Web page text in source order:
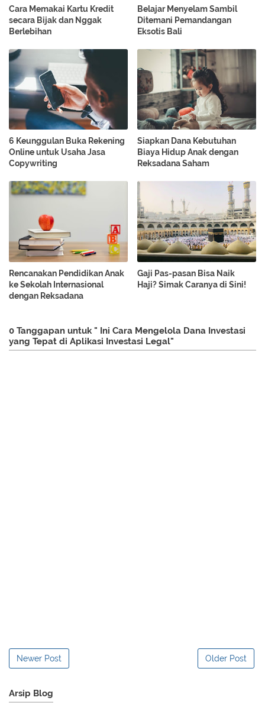
Cara Memakai Kartu Kredit
secara Bijak dan Nggak
Berlebihan
Belajar Menyelam Sambil
Ditemani Pemandangan
Eksotis Bali
6 Keunggulan Buka Rekening
Online untuk Usaha Jasa
Copywriting
Siapkan Dana Kebutuhan
Biaya Hidup Anak dengan
Reksadana Saham
Rencanakan Pendidikan Anak
ke Sekolah Internasional
dengan Reksadana
Gaji Pas-pasan Bisa Naik
Haji? Simak Caranya di Sini!
0 Tanggapan untuk " Ini Cara Mengelola Dana Investasi
yang Tepat di Aplikasi Investasi Legal"
Newer Post Older Post
Arsip Blog